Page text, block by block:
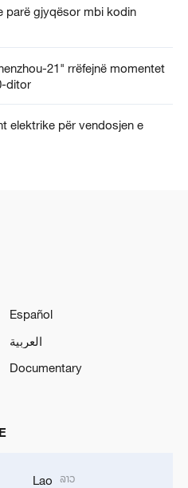
parë gjyqësor mbi kodin
21" rrëfejnë momentet
ditor
elektrike për vendosjen e
Español
العربية
Documentary
Lao ລາວ